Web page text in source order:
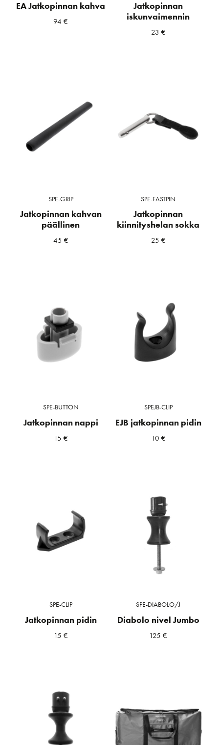
EA Jatkopinnan kahva
94€
Jatkopinnan
iskunvaimennin
23 €
SPE-GRIP
Jatkopinnan kahvan
päällinen
45 €
SPE-FASTPIN
Jatkopinnan
kiinnityshelan sokka
25 €
SPE-BUTTON
Jatkopinnan nappi
15 €
SPEJB-CLIP
EJB jatkopinnan pidin
10 €
SPE-CLIP
Jatkopinnan pidin
15 €
SPE-DIABOLO/J
Diabolo nivel Jumbo
125€